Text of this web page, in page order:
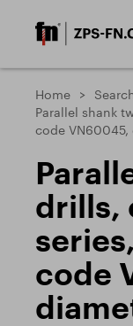
Home
Parallel shank
code VN60045,
drills,
code